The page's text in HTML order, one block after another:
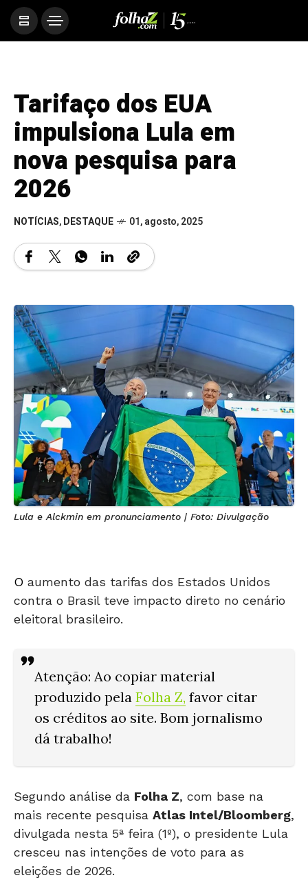
Tarifaço dos EUA
impulsiona Lula em
nova pesquisa para
2026
NOTÍCIAS,DESTAQUE 01, agosto, 2025
Lula e Alckmin em pronunciamento | Foto: Divulgação
O aumento das tarifas dos Estados Unidos
contra o Brasil teve impacto direto no cenário
eleitoral brasileiro.
Atenção: Ao copiar material
produzido pela Folha Z, favor citar
os créditos ao site. Bom jornalismo
dá trabalho!
Segundo análise da Folha Z, com base na
mais recente pesquisa Atlas Intel/Bloomberg,
divulgada nesta 5ª feira (1º), o presidente Lula
cresceu nas intenções de voto para as
eleições de 2026.